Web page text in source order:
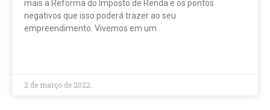
mais a Reforma do Imposto de Renda e os pontos
negativos que isso poderá trazer ao seu
empreendimento. Vivemos em um
2 de março de 2022